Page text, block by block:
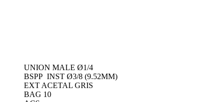
UNION MALE Ø1/4
BSPP INST Ø3/8 (9.52MM)
EXT ACETAL GRIS
BAG 10